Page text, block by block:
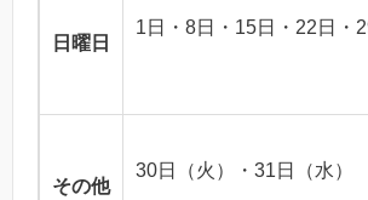
日曜日
1日・8日・15日・22日・
その他
30日（火）・31日（水）